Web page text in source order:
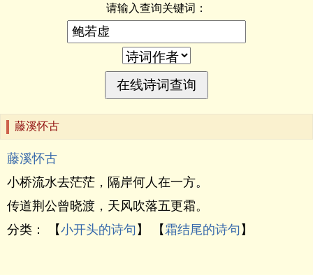
请输入查询关键词：
藤溪怀古
藤溪怀古
小桥流水去茫茫，隔岸何人在一方。
传道荆公曾晓渡，天风吹落五更霜。
分类： 【小开头的诗句 】 【霜结尾的诗句 】